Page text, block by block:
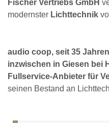
Fischer Vertriebs GmbH
modernster Lichttechnik
audio coop, seit 35
inzwischen in Giesen bei
Fullservice-Anbieter für
seinen Bestand an